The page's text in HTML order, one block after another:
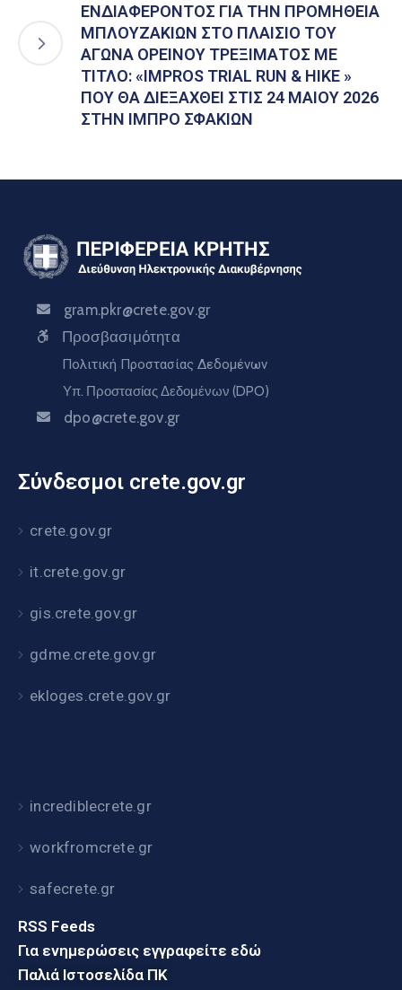
ΕΝΔΙΑΦΕΡΟΝΤΟΣ ΓΙΑ ΤΗΝ ΠΡΟΜΗΘΕΙΑ
ΜΠΛΟΥΖΑΚΙΩΝ ΣΤΟ ΠΛΑΙΣΙΟ ΤΟΥ
ΑΓΩΝΑ ΟΡΕΙΝΟΥ ΤΡΕΞΙΜΑΤΟΣ ΜΕ
ΤΙΤΛΟ: «IMPROS TRIAL RUN & HIKE »
ΠΟΥ ΘΑ ΔΙΕΞΑΧΘΕΙ ΣΤΙΣ 24 ΜΑΙΟΥ 2026
ΣΤΗΝ ΙΜΠΡΟ ΣΦΑΚΙΩΝ
gram.pkr@crete.gov.gr
Προσβασιμότητα
Πολιτική Προστασίας Δεδομένων
Υπ. Προστασίας Δεδομένων (DPO)
dpo@crete.gov.gr
Σύνδεσμοι crete.gov.gr
crete.gov.gr
it.crete.gov.gr
gis.crete.gov.gr
gdme.crete.gov.gr
ekloges.crete.gov.gr
incrediblecrete.gr
workfromcrete.gr
safecrete.gr
RSS Feeds
Για ενημερώσεις εγγραφείτε εδώ
Παλιά Ιστοσελίδα ΠΚ